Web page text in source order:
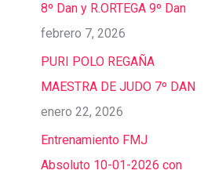
8º Dan y R.ORTEGA 9º Dan
febrero 7, 2026
PURI POLO REGAÑA
MAESTRA DE JUDO 7º DAN
enero 22, 2026
Entrenamiento FMJ
Absoluto 10-01-2026 con